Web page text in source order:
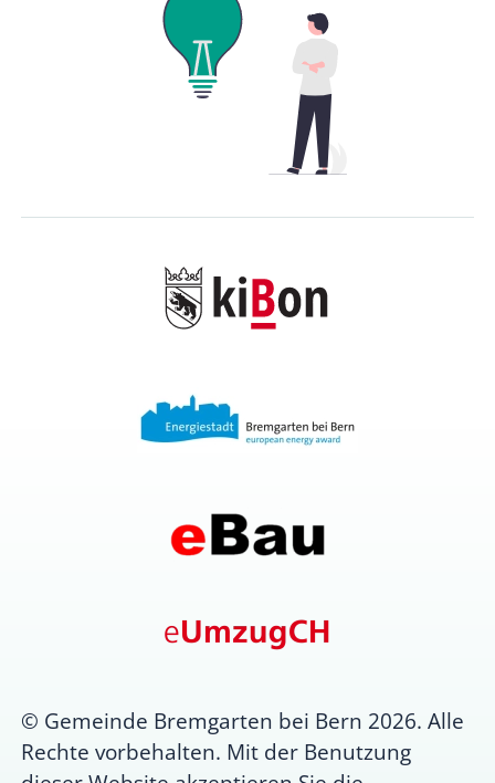
© Gemeinde Bremgarten bei Bern 2026. Alle
Rechte vorbehalten. Mit der Benutzung